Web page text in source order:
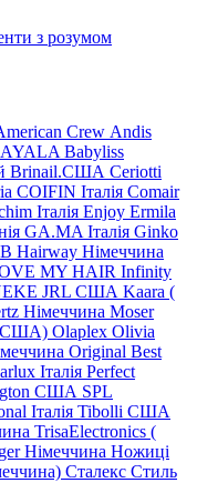
з розумом
Crew Andis
AYALA Babyliss
Brinail.США Ceriotti
COIFIN Італія Comair
Італія Enjoy Ermila
GA.MA Італія Ginko
Hairway Німеччина
MY HAIR Infinity
JRL США Kaara (
Німеччина Moser
США) Olaplex Olivia
Original Best
Італія Perfect
США SPL
Італія Tibolli США
TrisaElectronics (
Німеччина Ножиці
Сталекс Стиль